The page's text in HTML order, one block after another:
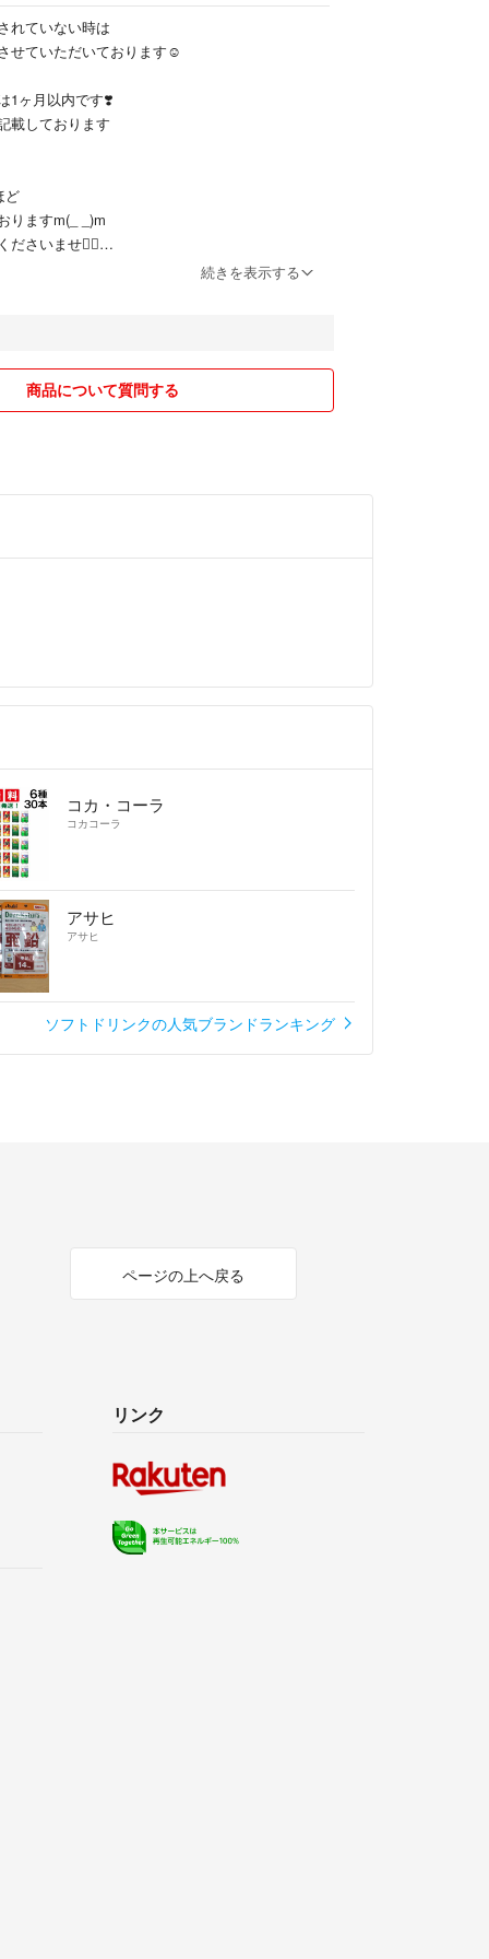
れていない時は
せていただいております☺︎
1ヶ月以内です❣️
載しております
ど
りますm(_ _)m
ださいませ🙇‍♀️
続きを表示する
商品について質問する
コカ・コーラ
コカコーラ
アサヒ
アサヒ
ソフトドリンクの人気ブランドランキング
ページの上へ戻る
リンク